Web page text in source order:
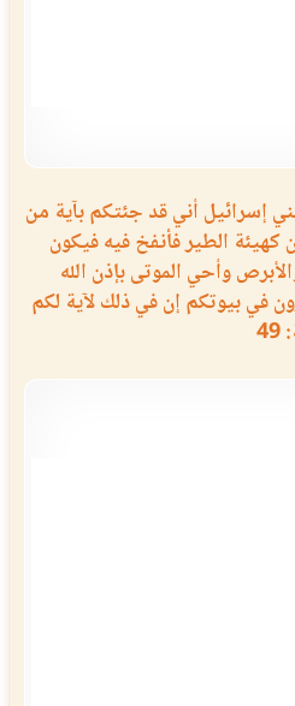
إسرائيل أني قد جئتكم بآية من
الطير فأنفخ فيه فيكون
وأحي الموتى بإذن الله
في بيوتكم إن في ذلك لآية لكم